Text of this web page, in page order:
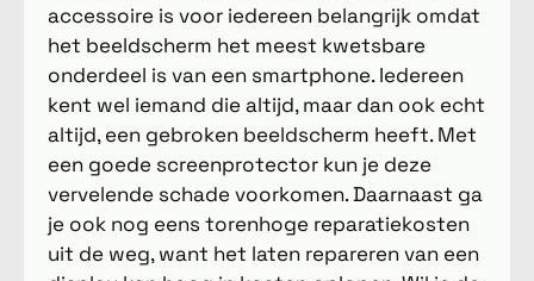
accessoire is voor iedereen belangrijk omdat
het beeldscherm het meest kwetsbare
onderdeel is van een smartphone. Iedereen
kent wel iemand die altijd, maar dan ook echt
altijd, een gebroken beeldscherm heeft. Met
een goede screenprotector kun je deze
vervelende schade voorkomen. Daarnaast ga
je ook nog eens torenhoge reparatiekosten
uit de weg, want het laten repareren van een